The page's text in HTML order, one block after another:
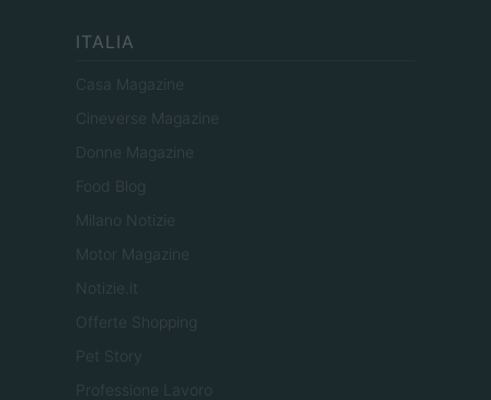
ITALIA
Casa Magazine
Cineverse Magazine
Donne Magazine
Food Blog
Milano Notizie
Motor Magazine
Notizie.it
Offerte Shopping
Pet Story
Professione Lavoro